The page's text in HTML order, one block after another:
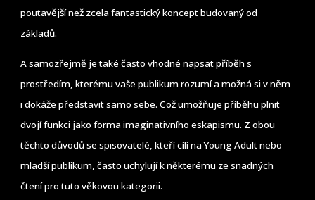
poutavější než zcela fantastický koncept budovaný od
základů.
A samozřejmě je také často vhodné napsat příběh s
prostředím, kterému vaše publikum rozumí a možná si v něm
i dokáže představit samo sebe. Což umožňuje příběhu plnit
dvojí funkci jako forma imaginativního eskapismu. Z obou
těchto důvodů se spisovatelé, kteří cílí na Young Adult nebo
mladší publikum, často uchylují k některému ze snadných
čtení pro tuto věkovou kategorii.